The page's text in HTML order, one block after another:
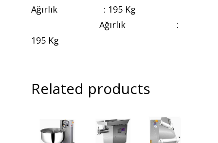
Ağırlık : 195 Kg
Ağırlık :
195 Kg
Related products